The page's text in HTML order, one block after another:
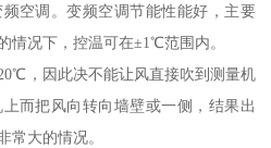
空调。变频空调节能性能好，主要
情况下，控温可在±1℃范围内。
，因此决不能让风直接吹到测量机
而把风向转向墙壁或一侧，结果出
常大的情况。